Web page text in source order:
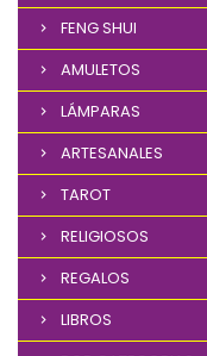
FENG SHUI
AMULETOS
LÁMPARAS
ARTESANALES
TAROT
RELIGIOSOS
REGALOS
LIBROS